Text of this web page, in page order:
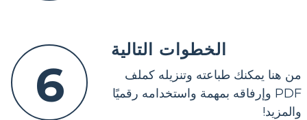
6
الخطوات التالية
من هنا يمكنك طباعته وتنزيله كملف
PDF وإرفاقه بمهمة واستخدامه رقميًا
والمزيد!